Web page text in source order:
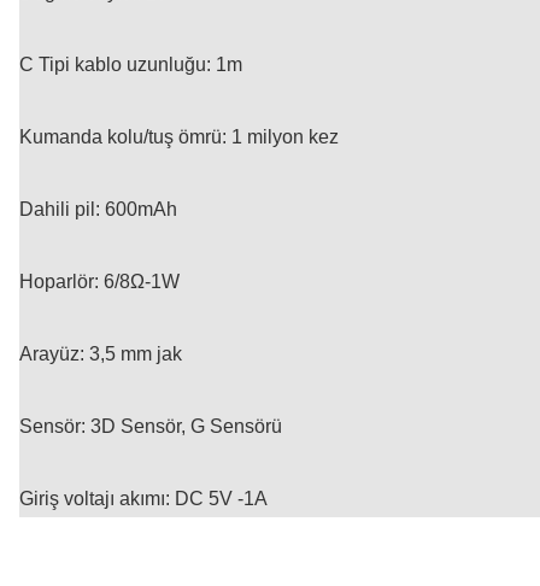
C Tipi kablo uzunluğu: 1m
Kumanda kolu/tuş ömrü: 1 milyon kez
Dahili pil: 600mAh
Hoparlör: 6/8Ω-1W
Arayüz: 3,5 mm jak
Sensör: 3D Sensör, G Sensörü
Giriş voltajı akımı: DC 5V -1A